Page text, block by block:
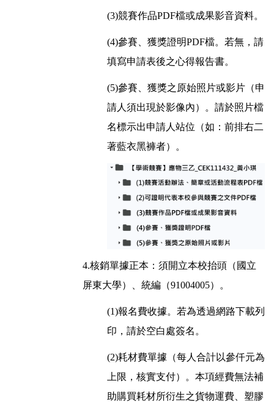
(3)競賽作品PDF檔或成果影音資料。
(4)參賽、獲獎證明PDF檔。若無，請
填寫申請表後之心得報告書。
(5)參賽、獲獎之原始照片或影片（申
請人須出現於影像內）。請於照片檔
名標示出申請人站位（如：前排右二
著藍衣黑褲者）。
4.核銷單據正本：須開立本校抬頭（國立
屏東大學）、統編（91004005）。
(1)報名費收據。若為透過網路下載列
印，請於空白處簽名。
(2)耗材費單據（每人合計以參仟元為
上限，核實支付）。本項經費無法補
助購買耗材所衍生之貨物運費、塑膠